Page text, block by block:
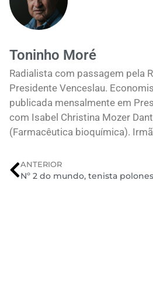
Toninho Moré
Radialista com passagem pela
Presidente Venceslau.
publicada mensalmente em
com Isabel Christina Mozer
(Farmacêutica bioquímica).
ANTERIOR